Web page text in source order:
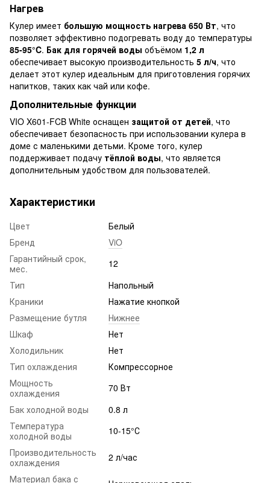
Нагрев
Кулер имеет большую мощность нагрева 650 Вт, что
позволяет эффективно подогревать воду до температуры
85-95°C. Бак для горячей воды объёмом 1,2 л
обеспечивает высокую производительность 5 л/ч, что
делает этот кулер идеальным для приготовления горячих
напитков, таких как чай или кофе.
Дополнительные функции
VIO X601-FCB White оснащен защитой от детей, что
обеспечивает безопасность при использовании кулера в
доме с маленькими детьми. Кроме того, кулер
поддерживает подачу тёплой воды, что является
дополнительным удобством для пользователей.
Характеристики
Цвет
Белый
Бренд
ViO
Гарантийный срок,
мес.
12
Тип
Напольный
Краники
Нажатие кнопкой
Размещение бутля
Нижнее
Шкаф
Нет
Холодильник
Нет
Тип охлаждения
Компрессорное
Мощность
охлаждения
70 Вт
Бак холодной воды
0.8 л
Температура
холодной воды
10-15°С
Производительность
охлаждения
2 л/час
Материал бака с